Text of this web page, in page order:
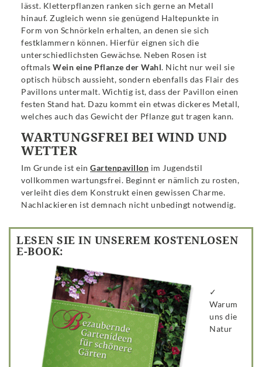
lässt. Kletterpflanzen ranken sich gerne an Metall
hinauf. Zugleich wenn sie genügend Haltepunkte in
Form von Schnörkeln erhalten, an denen sie sich
festklammern können. Hierfür eignen sich die
unterschiedlichsten Gewächse. Neben Rosen ist
oftmals Wein eine Pflanze der Wahl. Nicht nur weil sie
optisch hübsch aussieht, sondern ebenfalls das Flair des
Pavillons untermalt. Wichtig ist, dass der Pavillon einen
festen Stand hat. Dazu kommt ein etwas dickeres Metall,
welches auch das Gewicht der Pflanze gut tragen kann.
WARTUNGSFREI BEI WIND UND
WETTER
Im Grunde ist ein Gartenpavillon im Jugendstil
vollkommen wartungsfrei. Beginnt er nämlich zu rosten,
verleiht dies dem Konstrukt einen gewissen Charme.
Nachlackieren ist demnach nicht unbedingt notwendig.
LESEN SIE IN UNSEREM KOSTENLOSEN
E-BOOK:
✓
Warum
uns die
Natur